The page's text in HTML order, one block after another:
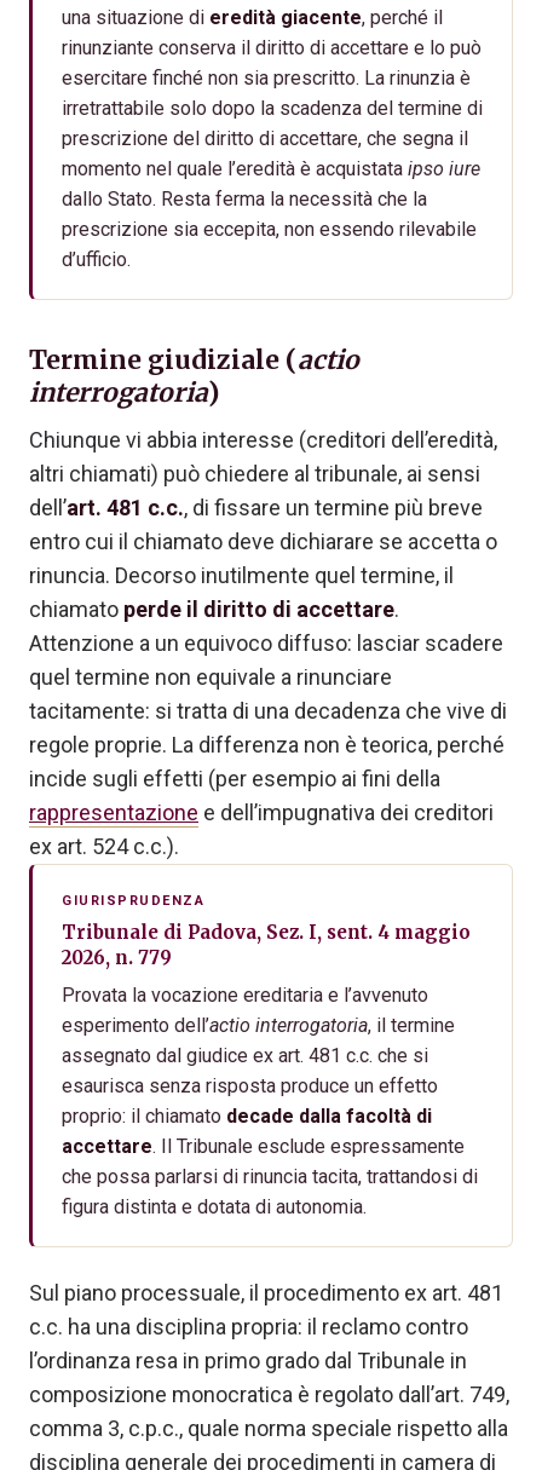
una situazione di eredità giacente, perché il
rinunziante conserva il diritto di accettare e lo può
esercitare finché non sia prescritto. La rinunzia è
irretrattabile solo dopo la scadenza del termine di
prescrizione del diritto di accettare, che segna il
momento nel quale l’eredità è acquistata ipso iure
dallo Stato. Resta ferma la necessità che la
prescrizione sia eccepita, non essendo rilevabile
d’ufficio.
Termine giudiziale (actio
interrogatoria)
Chiunque vi abbia interesse (creditori dell’eredità,
altri chiamati) può chiedere al tribunale, ai sensi
dell’art. 481 c.c., di fissare un termine più breve
entro cui il chiamato deve dichiarare se accetta o
rinuncia. Decorso inutilmente quel termine, il
chiamato perde il diritto di accettare.
Attenzione a un equivoco diffuso: lasciar scadere
quel termine non equivale a rinunciare
tacitamente: si tratta di una decadenza che vive di
regole proprie. La differenza non è teorica, perché
incide sugli effetti (per esempio ai fini della
rappresentazione e dell’impugnativa dei creditori
ex art. 524 c.c.).
GIURISPRUDENZA
Tribunale di Padova, Sez. I, sent. 4 maggio
2026, n. 779
Provata la vocazione ereditaria e l’avvenuto
esperimento dell’actio interrogatoria, il termine
assegnato dal giudice ex art. 481 c.c. che si
esaurisca senza risposta produce un effetto
proprio: il chiamato decade dalla facoltà di
accettare. Il Tribunale esclude espressamente
che possa parlarsi di rinuncia tacita, trattandosi di
figura distinta e dotata di autonomia.
Sul piano processuale, il procedimento ex art. 481
c.c. ha una disciplina propria: il reclamo contro
l’ordinanza resa in primo grado dal Tribunale in
composizione monocratica è regolato dall’art. 749,
comma 3, c.p.c., quale norma speciale rispetto alla
disciplina generale dei procedimenti in camera di